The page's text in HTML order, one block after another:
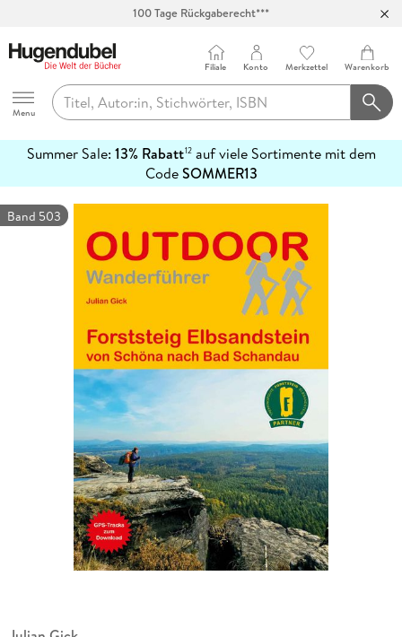
100 Tage Rückgaberecht***
Hugendubel
Menu
Filiale Konto Merkzettel Warenkorb
Summer Sale: 13% Rabatt12auf viele Sortimente mit dem
CodeSOMMER13
erfahren
Band 503